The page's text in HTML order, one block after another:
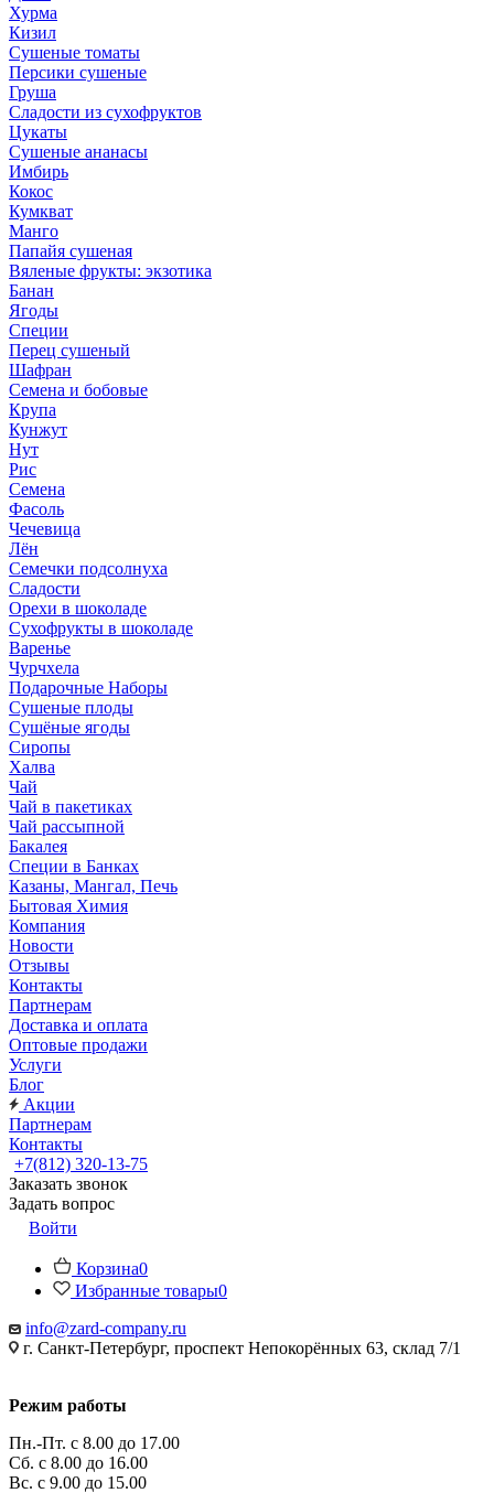
Хурма
Кизил
Сушеные томаты
Персики сушеные
Груша
Сладости из сухофруктов
Цукаты
Cушеные ананасы
Имбирь
Кокос
Кумкват
Манго
Папайя сушеная
Вяленые фрукты: экзотика
Банан
Ягоды
Специи
Перец сушеный
Шафран
Семена и бобовые
Крупа
Кунжут
Нут
Рис
Семена
Фасоль
Чечевица
Лён
Семечки подсолнуха
Сладости
Орехи в шоколаде
Сухофрукты в шоколаде
Варенье
Чурчхела
Подарочные Наборы
Cушеные плоды
Сушёные ягоды
Сиропы
Халва
Чай
Чай в пакетиках
Чай рассыпной
Бакалея
Специи в Банках
Казаны, Мангал, Печь
Бытовая Химия
Компания
Новости
Отзывы
Контакты
Партнерам
Доставка и оплата
Оптовые продажи
Услуги
Блог
Акции
Партнерам
Контакты
+7(812) 320-13-75
Заказать звонок
Задать вопрос
Войти
Корзина0
Избранные товары0
info@zard-company.ru
г. Санкт-Петербург, проспект Непокорённых 63, склад 7/1
Режим работы
Пн.-Пт. с 8.00 до 17.00
Сб. с 8.00 до 16.00
Вс. с 9.00 до 15.00